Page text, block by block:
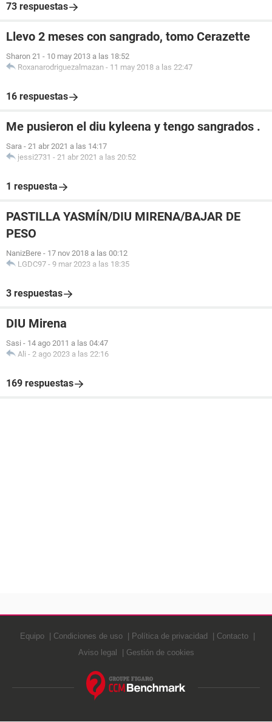
73 respuestas
Llevo 2 meses con sangrado, tomo Cerazette
Sharon 21 - 10 may 2013 a las 18:52
Roxanarodriguezalmazan - 11 may 2018 a las 22:47
16 respuestas
Me pusieron el diu kyleena y tengo sangrados .
Sara - 21 abr 2021 a las 14:17
jessi2731 - 21 abr 2021 a las 20:52
1 respuesta
PASTILLA YASMÍN/DIU MIRENA/BAJAR DE
PESO
NanizBere - 17 nov 2018 a las 00:12
LGDC97 - 9 mar 2023 a las 18:35
3 respuestas
DIU Mirena
Sasi - 14 ago 2011 a las 04:47
Ali - 2 ago 2023 a las 22:16
169 respuestas
Equipo Condiciones de uso Política de privacidad
Contacto
Aviso legal
Gestión de cookies